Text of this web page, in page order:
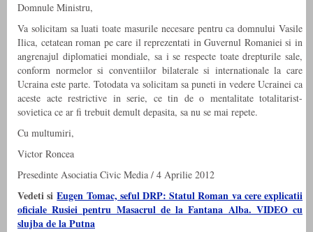
Domnule Ministru,
Va solicitam sa luati toate masurile necesare pentru ca domnului Vasile
Ilica, cetatean roman pe care il reprezentati in Guvernul Romaniei si in
angrenajul diplomatiei mondiale, sa i se respecte toate drepturile sale,
conform normelor si conventiilor bilaterale si internationale la care
Ucraina este parte. Totodata va solicitam sa puneti in vedere Ucrainei ca
aceste acte restrictive in serie, ce tin de o mentalitate totalitarist-
sovietica ce ar fi trebuit demult depasita, sa nu se mai repete.
Cu multumiri,
Victor Roncea
Presedinte Asociatia Civic Media / 4 Aprilie 2012
Vedeti siEugen Tomac, seful DRP: Statul Roman va cere explicatii
oficiale Rusiei pentru Masacrul de la Fantana Alba. VIDEO cu
slujba de la Putna